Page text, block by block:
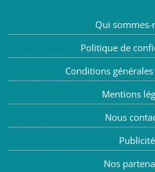
Qui sommes-
Politique de
Conditions
Mentions
Nous
Publicité
Nos